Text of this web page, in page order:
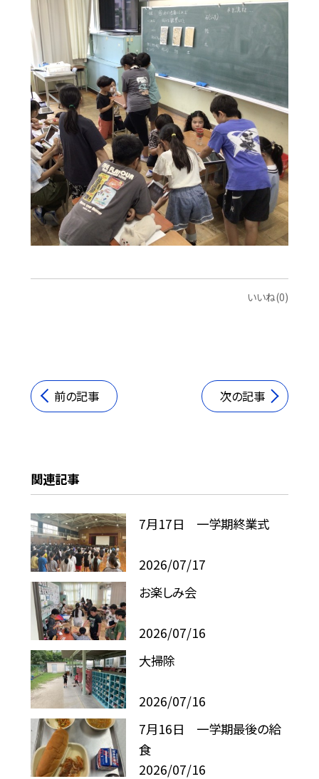
いいね(0)
前の記事 次の記事
関連記事
7月17日 一学期終業式
2026/07/17
お楽しみ会
2026/07/16
大掃除
2026/07/16
7月16日 一学期最後の給
食
2026/07/16